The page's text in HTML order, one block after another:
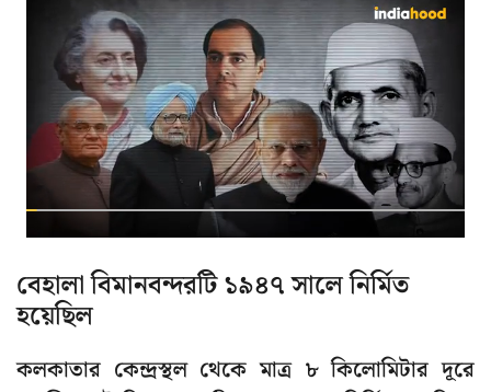
বেহালা বিমানবন্দরটি ১৯৪৭ সালে নির্মিত
হয়েছিল
কলকাতার কেন্দ্রস্থল থেকে মাত্র ৮ কিলোমিটার দূরে